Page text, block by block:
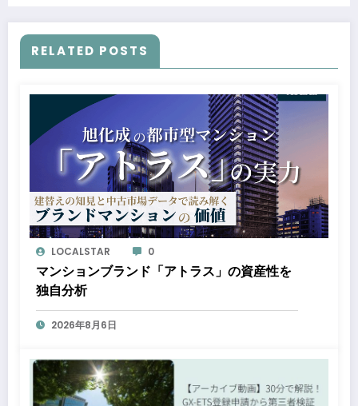
RELATED POSTS
LOCALSTAR 0
マンションブランド「アトラス」の資産性を
独自分析
2026年8月6日